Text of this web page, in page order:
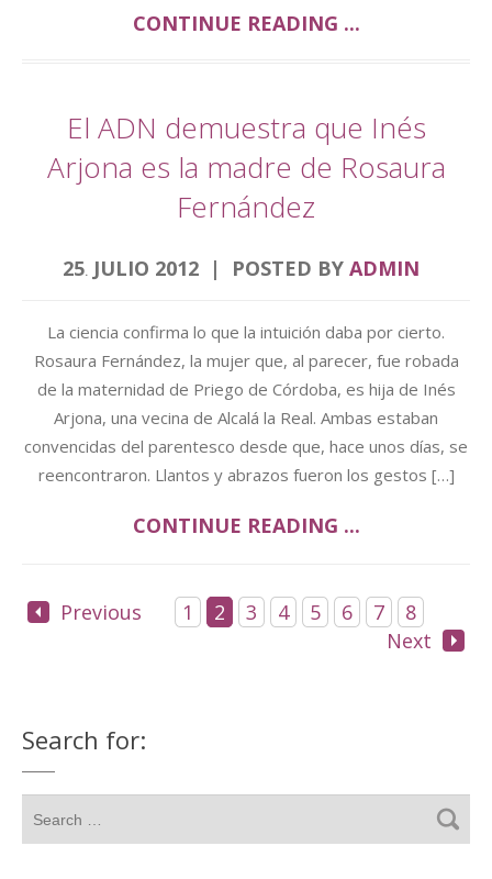
CONTINUE READING ...
El ADN demuestra que Inés
Arjona es la madre de Rosaura
Fernández
25. JULIO 2012 POSTED BY ADMIN
La ciencia confirma lo que la intuición daba por cierto.
Rosaura Fernández, la mujer que, al parecer, fue robada
de la maternidad de Priego de Córdoba, es hija de Inés
Arjona, una vecina de Alcalá la Real. Ambas estaban
convencidas del parentesco desde que, hace unos días, se
reencontraron. Llantos y abrazos fueron los gestos […]
CONTINUE READING ...
Previous 1 2 3 4 5 6 7
8
Next
Search for: